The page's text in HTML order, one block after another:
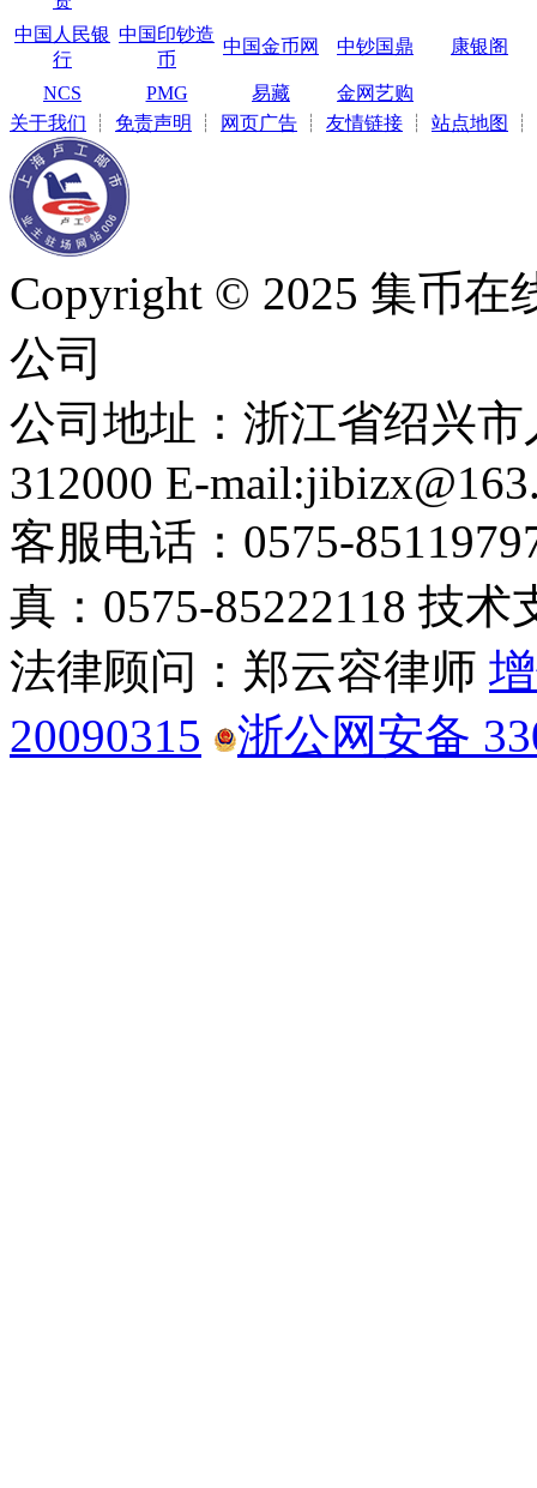
中国人民银
行
中国印钞造
币
中国金币网 中钞国鼎 康银阁
NCS PMG 易藏
金网艺购
关于我们 ┊ 免责声明 ┊ 网页广告 ┊ 友情链接 ┊ 站点地图 ┊
Copyright © 2025 集币在
公司
公司地址：浙江省绍兴
312000 E-
客服电话：0575-
真：0575-85222118 技术
法律顾问：郑云容律师
20090315
浙公网安备